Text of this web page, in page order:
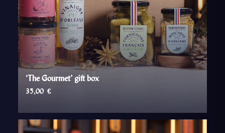
‘The Gourmet’ gift box
35,00 €